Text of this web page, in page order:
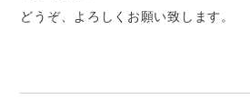
どうぞ、よろしくお願い致します。